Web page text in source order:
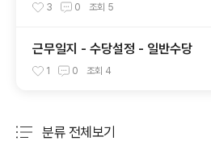
3 0 조회 5
근무일지 - 수당설정 - 일반수당
1 0 조회 4
분류 전체보기